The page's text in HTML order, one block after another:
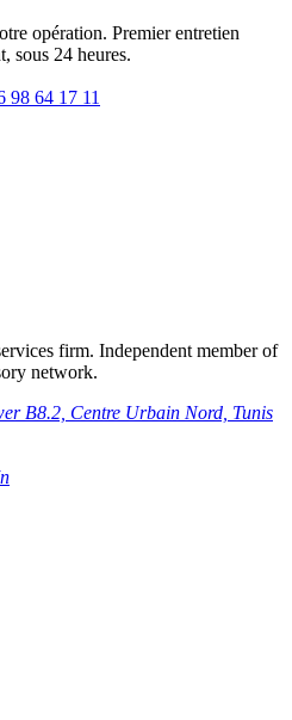
opération. Premier entretien
sous 24 heures.
98 64 17 11
firm. Independent member of
network.
B8.2, Centre Urbain Nord, Tunis